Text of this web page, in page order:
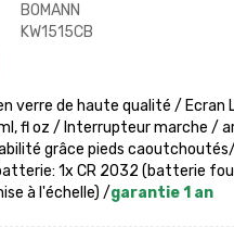
BOMANN
KW1515CB
verre de haute qualité / Ecran
fl oz / Interrupteur marche /
grâce pieds
1x CR 2032 (batterie
à l'échelle) /garantie 1 an